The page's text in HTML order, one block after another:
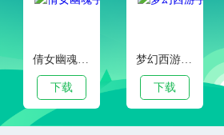
倩女幽魂手游官服版本
下载
梦幻西游手游客户端下载
下载